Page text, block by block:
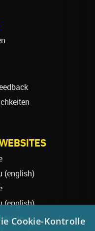
(english)
(english)
Cookie-Kontrolle